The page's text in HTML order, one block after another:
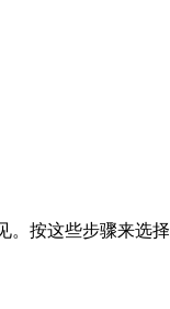
按这些步骤来选